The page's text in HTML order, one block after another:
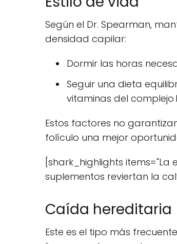
Según el Dr. Spearman,
densidad capilar:
Dormir las horas
Seguir una dieta
vitaminas del complejo
Estos factores no
folículo una mejor
[shark_highlights
suplementos reviertan la
Caída
Este es el tipo más